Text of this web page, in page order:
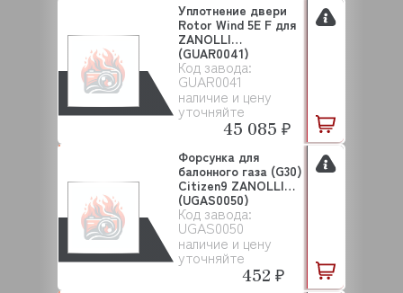
Код завода:
GUAR0041
наличие и цену
уточняйте
Уплотнение двери
Rotor Wind 5E F для
ZANOLLI
(GUAR0041)
45 085 ₽
Код завода:
UGAS0050
наличие и цену
уточняйте
Форсунка для
балонного газа (G30)
Citizen9 ZANOLLI
(UGAS0050)
452 ₽